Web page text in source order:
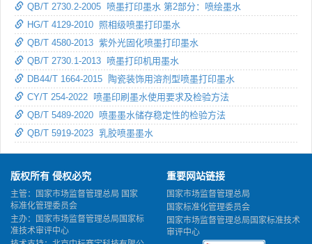
QB/T 2730.2-2005 喷墨打印墨水 第2部分：喷绘墨水
HG/T 4129-2010 照相级喷墨打印墨水
QB/T 4580-2013 紫外光固化喷墨打印墨水
QB/T 2730.1-2013 喷墨打印机用墨水
DB44/T 1664-2015 陶瓷装饰用溶剂型喷墨打印墨水
CY/T 254-2022 喷墨印刷墨水使用要求及检验方法
QB/T 5489-2020 喷墨墨水储存稳定性的检验方法
QB/T 5919-2023 乳胶喷墨墨水
版权所有 侵权必究
主管：国家市场监督管理总局 国家
标准化管理委员会
主办：国家市场监督管理总局国家标
准技术审评中心
重要网站链接
国家市场监督管理总局
国家标准化管理委员会
国家市场监督管理总局国家标准技术
审评中心